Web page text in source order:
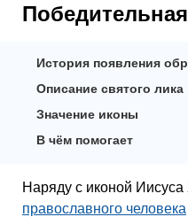
История появления
Описание святого лика
Значение иконы
В чём помогает
Наряду с иконой Иисуса
православного человека